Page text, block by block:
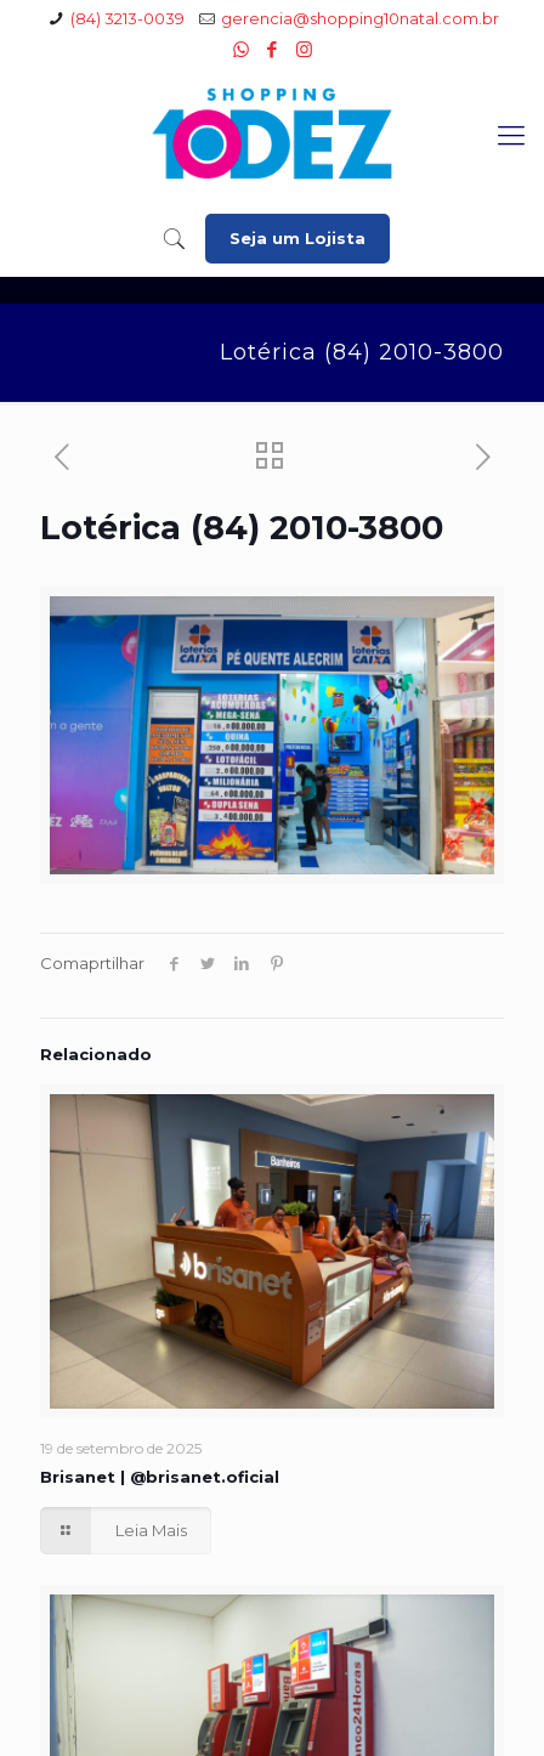
(84) 3213-0039 gerencia@shopping10natal.com.br
Seja um Lojista
Lotérica (84) 2010-3800
Lotérica (84) 2010-3800
Comaprtilhar
Relacionado
19 de setembro de 2025
Brisanet | @brisanet.oficial
Leia Mais